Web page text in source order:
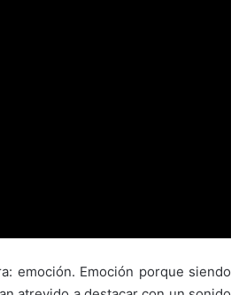
emoción. Emoción porque siendo